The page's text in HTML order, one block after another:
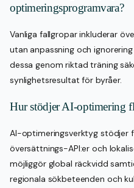
optimeringsprogramvara?
Vanliga fallgropar inkluderar
utan anpassning och
dessa genom riktad träning
synlighetsresultat för byråer.
Hur stödjer AI-optimering
AI-optimeringsverktyg stödjer
översättnings-API:er och
möjliggör global räckvidd
regionala sökbeteenden och